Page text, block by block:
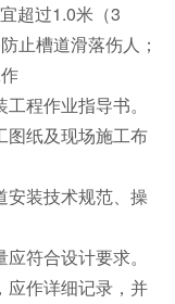
超过1.0米（3
止槽道滑落伤人；
程作业指导书。
图纸及现场施工布
安装技术规范、操
符合设计要求。
应作详细记录，并